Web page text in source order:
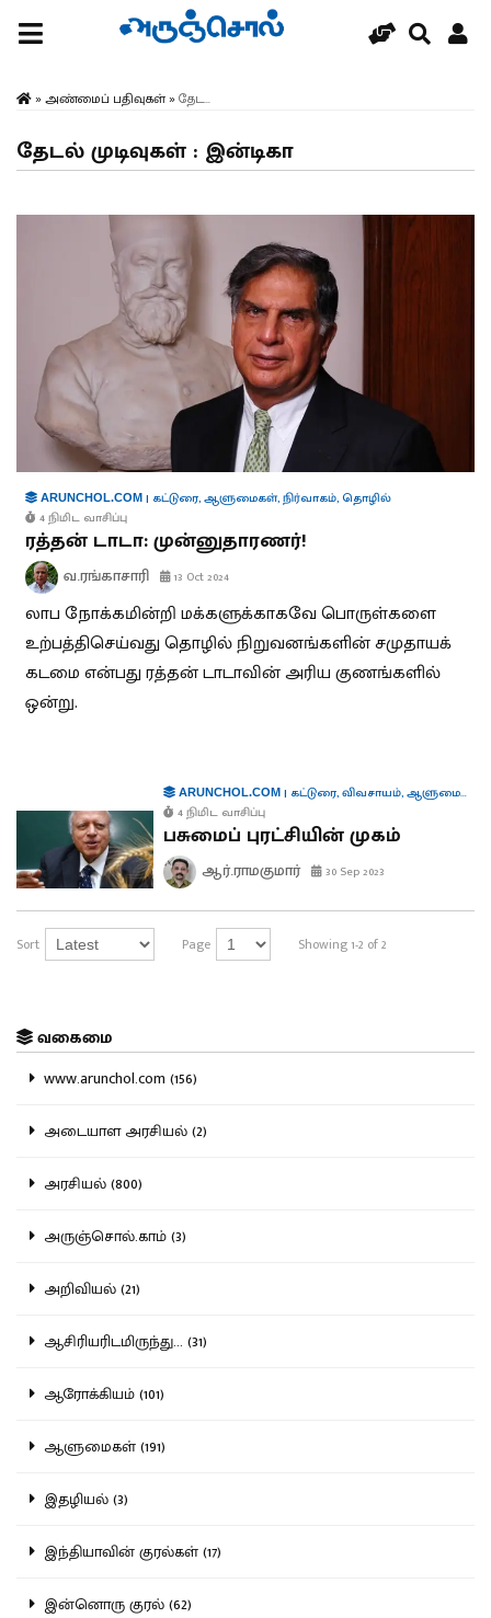
» அண்மைப் பதிவுகள்» தேட...
தேடல் முடிவுகள் : இன்டிகா
ARUNCHOL.COM | கட்டுரை,ஆளுமைகள்,நிர்வாகம்,தொழில்
4 நிமிட வாசிப்பு
ரத்தன் டாடா: முன்னுதாரணர்!
வ.ரங்காசாரி 13 Oct 2024
லாப நோக்கமின்றி மக்களுக்காகவே பொருள்களை
உற்பத்திசெய்வது தொழில் நிறுவனங்களின் சமுதாயக்
கடமை என்பது ரத்தன் டாடாவின் அரிய குணங்களில்
ஒன்று.
ARUNCHOL.COM| கட்டுரை,விவசாயம்,ஆளுமைகள்
4 நிமிட வாசிப்பு
பசுமைப் புரட்சியின் முகம்
ஆர்.ராமகுமார் 30 Sep 2023
Sort Page Showing 1-2 of 2
வகைமை
www.arunchol.com (156)
அடையாள அரசியல் (2)
அரசியல் (800)
அருஞ்சொல்.காம் (3)
அறிவியல் (21)
ஆசிரியரிடமிருந்து... (31)
ஆரோக்கியம் (101)
ஆளுமைகள் (191)
இதழியல் (3)
இந்தியாவின் குரல்கள் (17)
இன்னொரு குரல் (62)